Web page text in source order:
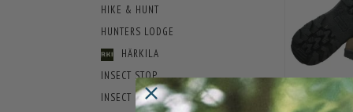
HIKE & HUNT
HUNTERS LODGE
HÄRKILA
INSECT STOP
INSECT SHIELD